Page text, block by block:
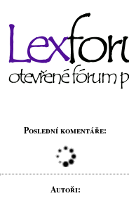
Poslední komentáře:
Autoři: